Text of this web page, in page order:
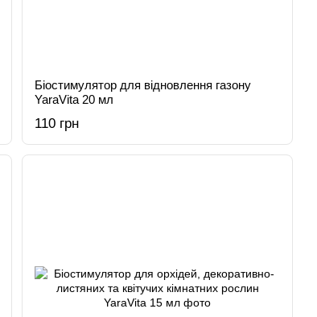
Біостимулятор для відновлення газону
YaraVita 20 мл
110 грн